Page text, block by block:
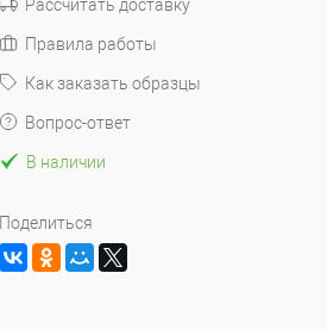
Рассчитать доставку
Правила работы
Как заказать образцы
Вопрос-ответ
В наличии
Поделиться